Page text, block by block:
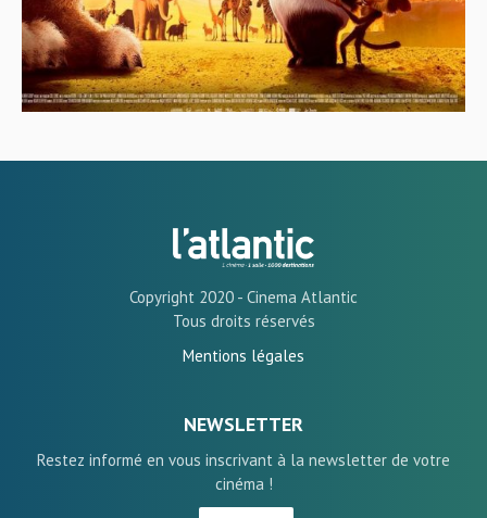
Copyright 2020 - Cinema Atlantic
Tous droits réservés
Mentions légales
NEWSLETTER
Restez informé en vous inscrivant à la newsletter de votre
cinéma !